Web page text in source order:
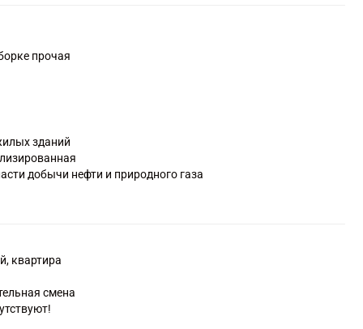
прочая
зданий
добычи нефти и природного газа
отходов
ликвидации последствий загрязнений и прочих услуг,
квартира
смена